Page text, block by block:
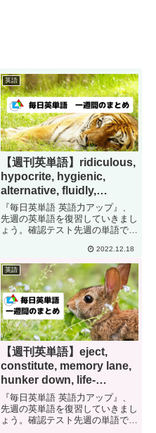
英語
【週刊英単語】ridiculous,
hypocrite, hygienic,
alternative, fluidly,
barely[#154]
『毎日英単語 英語力アップ』、
先週の英単語を復習していきまし
ょう。確認テスト先週の単語で
ridiculoushypocritehygienicalterna
tivefluidlybarelyunreasonable...
2022.12.18
英語
【週刊英単語】eject,
constitute, memory lane,
hunker down, life-
affirming, mince
words[#183]
『毎日英単語 英語力アップ』、
先週の英単語を復習していきまし
ょう。確認テスト先週の単語で